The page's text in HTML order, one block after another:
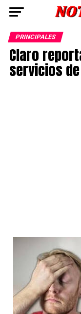
PRINCIPALES
Claro
servicios